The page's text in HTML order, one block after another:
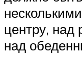
центру, над
над